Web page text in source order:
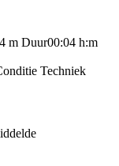
m Duur00:04 h:m
Techniek